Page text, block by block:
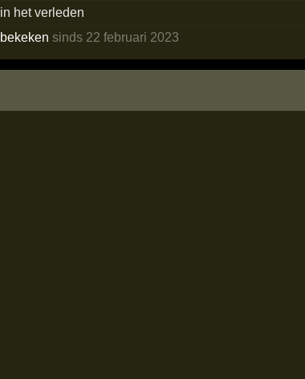
in het verleden
bekekensinds 22 februari 2023